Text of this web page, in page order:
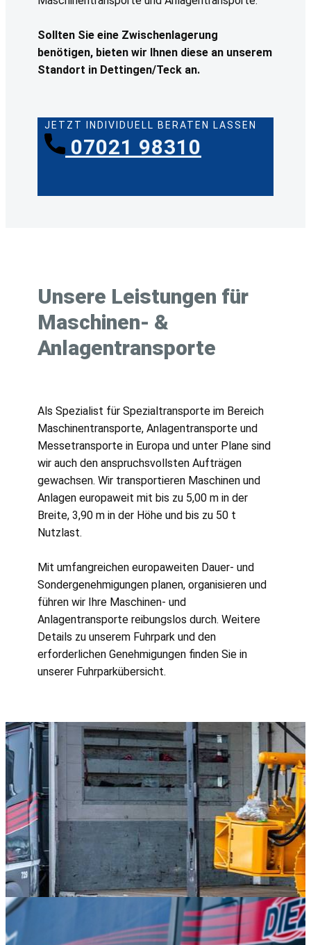
Sollten Sie eine Zwischenlagerung
benötigen, bieten wir Ihnen diese an unserem
Standort in Dettingen/Teck an.
JETZT INDIVIDUELL BERATEN LASSEN
07021 98310
Unsere Leistungen für
Maschinen- &
Anlagentransporte
Als Spezialist für Spezialtransporte im Bereich
Maschinentransporte, Anlagentransporte und
Messetransporte in Europa und unter Plane sind
wir auch den anspruchsvollsten Aufträgen
gewachsen. Wir transportieren Maschinen und
Anlagen europaweit mit bis zu 5,00 m in der
Breite, 3,90 m in der Höhe und bis zu 50 t
Nutzlast.
Mit umfangreichen europaweiten Dauer- und
Sondergenehmigungen planen, organisieren und
führen wir Ihre Maschinen- und
Anlagentransporte reibungslos durch. Weitere
Details zu unserem Fuhrpark und den
erforderlichen Genehmigungen finden Sie in
unserer Fuhrparkübersicht.